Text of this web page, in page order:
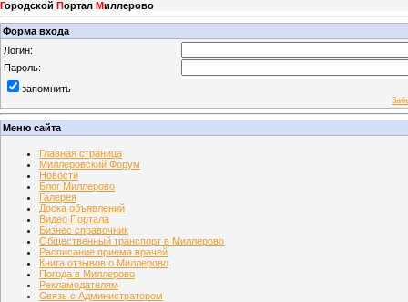
Городской Портал Миллерово
Форма входа
Логин:
Пароль:
запомнить
Меню сайта
Главная страница
Миллеровский Форум
Новости
Блог Миллерово
Галерея
Доска объявлений
Видео Портала
Бизнес справочник
Общественный транспорт в Миллерово
Расписание приема врачей
Книга отзывов о Миллерово
Погода в Миллерово
Рекламодателям
Связь с Администратором